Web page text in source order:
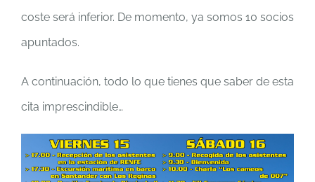
coste será inferior. De momento, ya somos 10 socios
apuntados.
A continuación, todo lo que tienes que saber de esta
cita imprescindible…